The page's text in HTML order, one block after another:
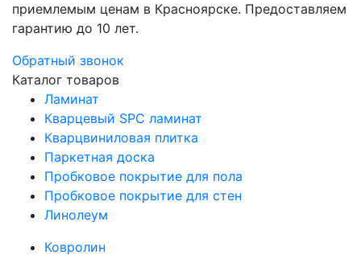
приемлемым ценам в Красноярске. Предоставляем
гарантию до 10 лет.
Обратный звонок
Каталог товаров
Ламинат
Кварцевый SPC ламинат
Кварцвиниловая плитка
Паркетная доска
Пробковое покрытие для пола
Пробковое покрытие для стен
Линолеум
Ковролин